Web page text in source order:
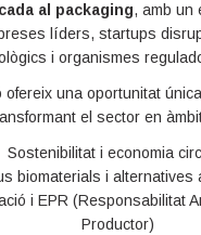
al packaging, amb un
líders, startups
i organismes
ofereix una oportunitat
el sector en
Sostenibilitat i economia
biomaterials i alternatives
i EPR (Responsabilitat
Productor)